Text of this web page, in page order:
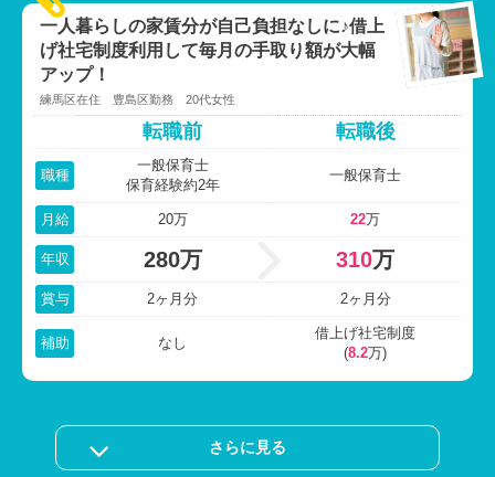
一人暮らしの家賃分が自己負担なしに♪借上
げ社宅制度利用して毎月の手取り額が大幅
アップ！
練馬区在住 豊島区勤務 20代女性
転職前 転職後
職種
一般保育士
保育経験約2年
一般保育士
月給 20万 22万
年収 280万 310万
賞与 2ヶ月分 2ヶ月分
補助 なし
借上げ社宅制度
(8.2万)
さらに見る